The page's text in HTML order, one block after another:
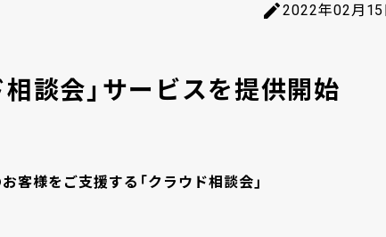
2022年02月
談会」サービスを提供開始
客様をご支援する「クラウド相談会」